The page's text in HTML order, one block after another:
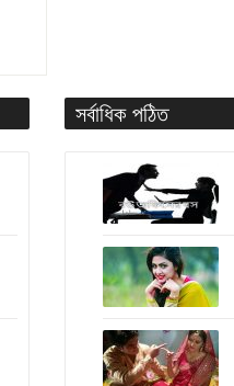
সর্বাধিক পঠিত